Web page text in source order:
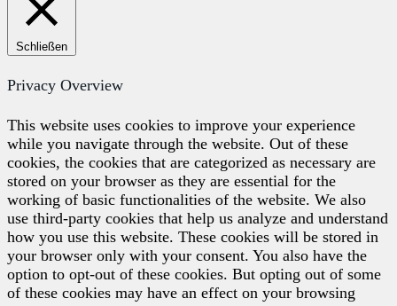
Schließen
Privacy Overview
This website uses cookies to improve your experience
while you navigate through the website. Out of these
cookies, the cookies that are categorized as necessary are
stored on your browser as they are essential for the
working of basic functionalities of the website. We also
use third-party cookies that help us analyze and understand
how you use this website. These cookies will be stored in
your browser only with your consent. You also have the
option to opt-out of these cookies. But opting out of some
of these cookies may have an effect on your browsing